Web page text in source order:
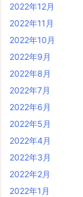
2022年12月
2022年11月
2022年10月
2022年9月
2022年8月
2022年7月
2022年6月
2022年5月
2022年4月
2022年3月
2022年2月
2022年1月